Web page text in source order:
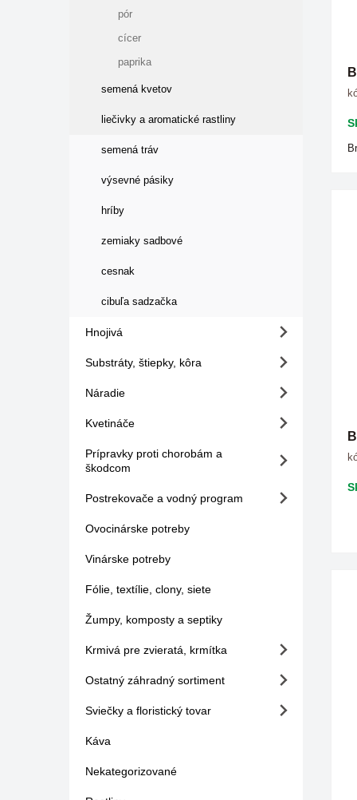
pór
cícer
paprika
semená kvetov
liečivky a aromatické rastliny
semená tráv
výsevné pásiky
hríby
zemiaky sadbové
cesnak
cibuľa sadzačka
Hnojivá
Substráty, štiepky, kôra
Náradie
Kvetináče
Prípravky proti chorobám a
škodcom
Postrekovače a vodný program
Ovocinárske potreby
Vinárske potreby
Fólie, textílie, clony, siete
Žumpy, komposty a septiky
Krmivá pre zvieratá, krmítka
Ostatný záhradný sortiment
Sviečky a floristický tovar
Káva
Nekategorizované